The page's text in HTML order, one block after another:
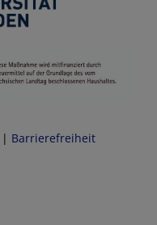
| Barrierefreiheit